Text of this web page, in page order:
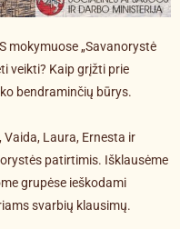
mokymuose „Savanorystė
veikti? Kaip grįžti prie
bendraminčių būrys.
Laura, Ernesta ir
patirtimis. Išklausėme
grupėse ieškodami
svarbių klausimų.